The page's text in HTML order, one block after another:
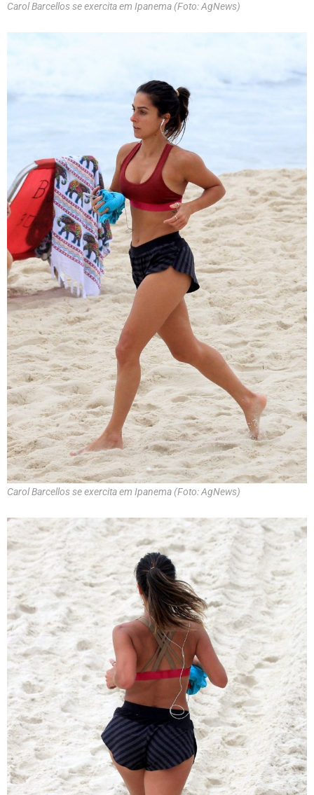
Carol Barcellos se exercita em Ipanema (Foto: AgNews)
Carol Barcellos se exercita em Ipanema (Foto: AgNews)